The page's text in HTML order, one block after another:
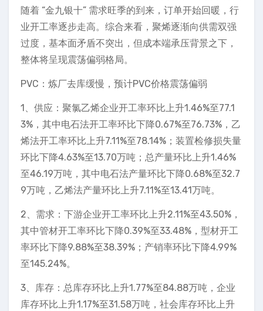
随着 “金九银十” 需求旺季的到来，订单开始回暖，行
业开工率逐步走高。综合来看，聚烯逐渐向供需双强
过度，基本面矛盾不突出，但成本端承压背景之下，
整体将呈现震荡偏弱格局。
PVC：炼厂去库缓慢，预计PVC价格震荡偏弱
1、供应：聚氯乙烯企业开工率环比上升1.46%至77.1
3%，其中电石法开工率环比下降0.67%至76.73%，乙
烯法开工率环比上升7.11%至78.14%；装置检修损失量
环比下降4.63%至13.70万吨；总产量环比上升1.46%
至46.19万吨，其中电石法产量环比下降0.68%至32.7
9万吨，乙烯法产量环比上升7.11%至13.41万吨。
2、需求：下游企业开工率环比上升2.11%至43.50%，
其中管材开工率环比下降0.39%至33.48%，型材开工
率环比下降9.88%至38.39%；产销率环比下降4.99%
至145.24%。
3、库存：总库存环比上升1.77%至84.88万吨，企业
库存环比上升1.17%至31.58万吨，社会库存环比上升